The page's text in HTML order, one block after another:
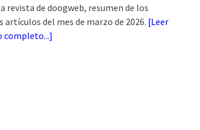
revista de doogweb, resumen de los
artículos del mes de marzo de 2026. [Leer
completo...]